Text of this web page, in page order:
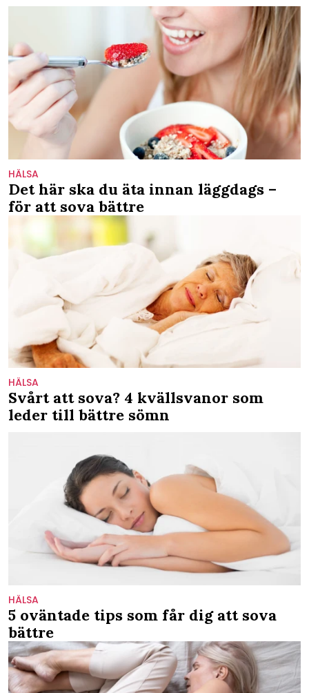
HÄLSA
Det här ska du äta innan läggdags –
för att sova bättre
HÄLSA
Svårt att sova? 4 kvällsvanor som
leder till bättre sömn
HÄLSA
5 oväntade tips som får dig att sova
bättre